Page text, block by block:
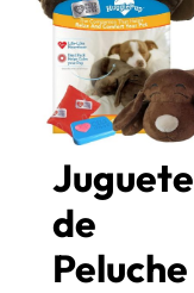
Juguete
de
Peluche